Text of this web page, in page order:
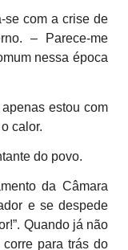
se com a crise de
– Parece-me
nessa época
estou com
calor.
do povo.
da Câmara
e se despede
Quando já não
para trás do